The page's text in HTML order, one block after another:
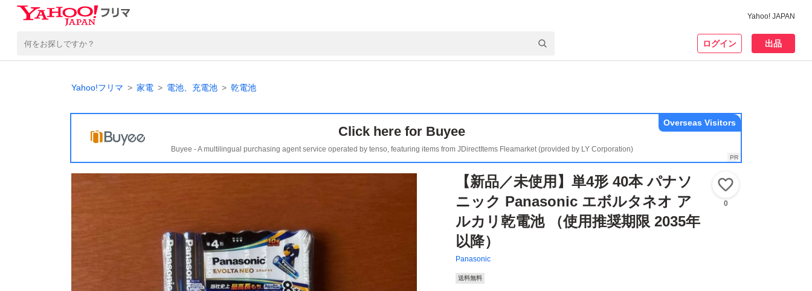
Yahoo! JAPAN
ログイン 出品
Yahoo!フリマ 家電 電池、充電池 乾電池
Click here for Buyee
Buyee - A multilingual purchasing agent service operated by tenso, featuring items from JDirectItems Fleamarket (provided by LY Corporation)
Overseas Visitors
【新品／未使用】単4形 40本 パナソ
ニック Panasonic エボルタネオ ア
ルカリ乾電池 （使用推奨期限 2035年
以降）
Panasonic
0
送料無料